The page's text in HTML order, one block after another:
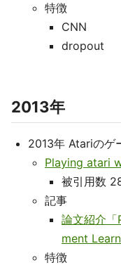
特徴
CNN
dropout
2013年
2013年 Atariのゲ
Playing atari
被引用数
記事
論文紹介
ment
特徴